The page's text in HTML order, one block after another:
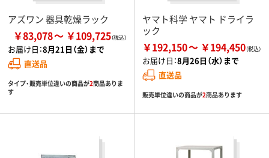
アズワン 器具乾燥ラック
￥83,078 ￥109,725
お届け日：8月21日（金）まで
直送品
タイプ・販売単位違いの商品が2商品ありま
す
ヤマト科学 ヤマト ドライラ
ック
￥192,150 ￥194,450
お届け日：8月26日（水）まで
直送品
販売単位違いの商品が2商品あります